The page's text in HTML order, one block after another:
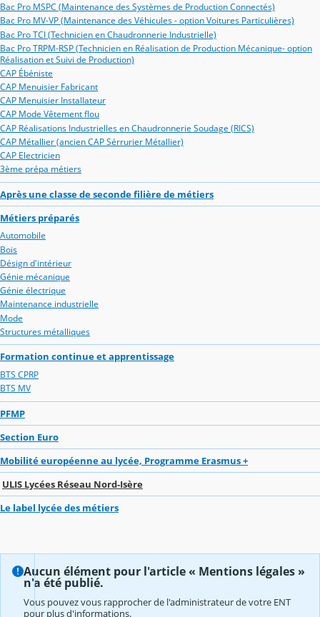
Bac Pro MSPC (Maintenance des Systèmes de Production Connectés)
Bac Pro MV-VP (Maintenance des Véhicules - option Voitures Particulières)
Bac Pro TCI (Technicien en Chaudronnerie Industrielle)
Bac Pro TRPM-RSP (Technicien en Réalisation de Production Mécanique- option
Réalisation et Suivi de Production)
CAP Ébéniste
CAP Menuisier Fabricant
CAP Menuisier Installateur
CAP Mode Vêtement flou
CAP Réalisations Industrielles en Chaudronnerie Soudage (RICS)
CAP Métallier (ancien CAP Sérrurier Métallier)
CAP Electricien
3ème prépa métiers
Après une classe de seconde filière de métiers
Métiers préparés
Automobile
Bois
Désign d'intérieur
Génie mécanique
Génie électrique
Maintenance industrielle
Mode
Structures métalliques
Formation continue et apprentissage
BTS CPRP
BTS MV
PFMP
Section Euro
Mobilité européenne au lycée, Programme Erasmus +
ULIS Lycées Réseau Nord-Isère
Le label lycée des métiers
Aucun élément pour l'article « Mentions légales »
n'a été publié.
Vous pouvez vous rapprocher de l'administrateur de votre ENT
pour plus d'informations.